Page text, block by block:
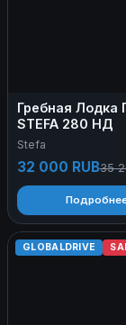
Гребная Лодка
STEFA 280 НД
Stefa
32 000 RUB35
GLOBALDRIVE